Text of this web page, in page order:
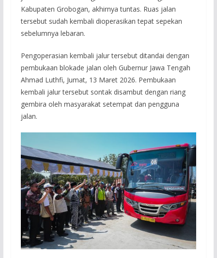
Kabupaten Grobogan, akhirnya tuntas. Ruas jalan
tersebut sudah kembali dioperasikan tepat sepekan
sebelumnya lebaran.
Pengoperasian kembali jalur tersebut ditandai dengan
pembukaan blokade jalan oleh Gubernur Jawa Tengah
Ahmad Luthfi, Jumat, 13 Maret 2026. Pembukaan
kembali jalur tersebut sontak disambut dengan riang
gembira oleh masyarakat setempat dan pengguna
jalan.